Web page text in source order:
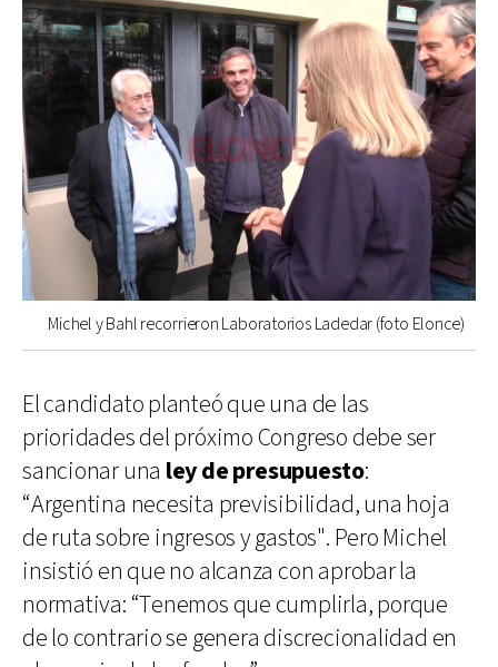
Michel y Bahl recorrieron Laboratorios Ladedar (foto Elonce)
El candidato planteó que una de las
prioridades del próximo Congreso debe ser
sancionar una ley de presupuesto:
“Argentina necesita previsibilidad, una hoja
de ruta sobre ingresos y gastos". Pero Michel
insistió en que no alcanza con aprobar la
normativa: “Tenemos que cumplirla, porque
de lo contrario se genera discrecionalidad en